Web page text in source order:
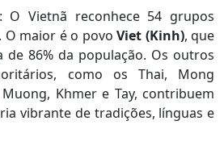
O Vietnã reconhece 54 grupos
O maior é o povoViet (Kinh), que
de 86% da população. Os outros
como os Thai, Mong
Khmer e Tay, contribuem
vibrante de tradições, línguas e